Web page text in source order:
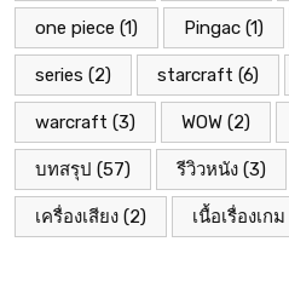
one piece (1) Pingac (1)
series (2) starcraft (6)
warcraft (3) WOW (2)
บทสรุป (57) รีวิวหนัง (3)
เครื่องเสียง (2) เนื้อเรื่องเกม